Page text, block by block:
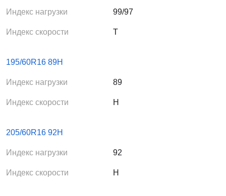
Индекс нагрузки 99/97
Индекс скорости T
195/60R16 89H
Индекс нагрузки 89
Индекс скорости H
205/60R16 92H
Индекс нагрузки 92
Индекс скорости H